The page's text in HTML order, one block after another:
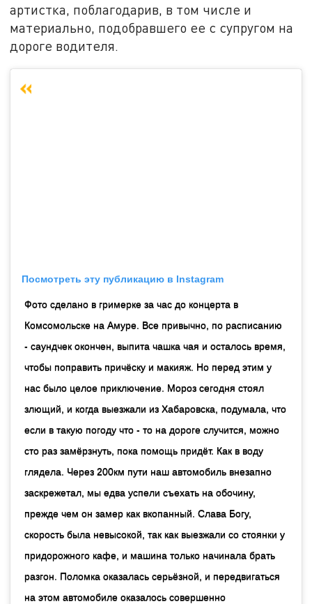
артистка, поблагодарив, в том числе и
материально, подобравшего ее с супругом на
дороге водителя.
Посмотреть эту публикацию в Instagram
Фото сделано в гримерке за час до концерта в
Комсомольске на Амуре. Все привычно, по расписанию
- саундчек окончен, выпита чашка чая и осталось время,
чтобы поправить причёску и макияж. Но перед этим у
нас было целое приключение. Мороз сегодня стоял
злющий, и когда выезжали из Хабаровска, подумала, что
если в такую погоду что - то на дороге случится, можно
сто раз замёрзнуть, пока помощь придёт. Как в воду
глядела. Через 200км пути наш автомобиль внезапно
заскрежетал, мы едва успели съехать на обочину,
прежде чем он замер как вкопанный. Слава Богу,
скорость была невысокой, так как выезжали со стоянки у
придорожного кафе, и машина только начинала брать
разгон. Поломка оказалась серьёзной, и передвигаться
на этом автомобиле оказалось совершенно